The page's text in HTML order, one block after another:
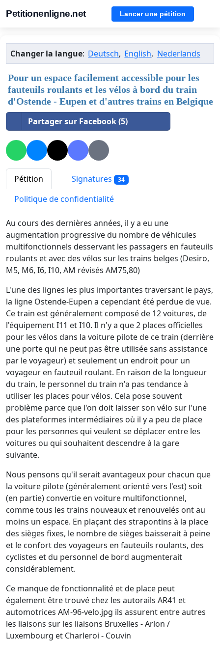
Petitionenligne.net Lancer une pétition
Changer la langue: Deutsch, English, Nederlands
Pour un espace facilement accessible pour les
fauteuils roulants et les vélos à bord du train
d'Ostende - Eupen et d'autres trains en Belgique
Partager sur Facebook (5)
Pétition Signatures 34
Politique de confidentialité
Au cours des dernières années, il y a eu une
augmentation progressive du nombre de véhicules
multifonctionnels desservant les passagers en fauteuils
roulants et avec des vélos sur les trains belges (Desiro,
M5, M6, I6, I10, AM révisés AM75,80)
L'une des lignes les plus importantes traversant le pays,
la ligne Ostende-Eupen a cependant été perdue de vue.
Ce train est généralement composé de 12 voitures, de
l'équipement I11 et I10. Il n'y a que 2 places officielles
pour les vélos dans la voiture pilote de ce train (derrière
une porte qui ne peut pas être utilisée sans assistance
par le voyageur) et seulement un endroit pour un
voyageur en fauteuil roulant. En raison de la longueur
du train, le personnel du train n'a pas tendance à
utiliser les places pour vélos. Cela pose souvent
problème parce que l'on doit laisser son vélo sur l'une
des plateformes intermédiaires où il y a peu de place
pour les personnes qui veulent se déplacer entre les
voitures ou qui souhaitent descendre à la gare
suivante.
Nous pensons qu'il serait avantageux pour chacun que
la voiture pilote (généralement orienté vers l'est) soit
(en partie) convertie en voiture multifonctionnel,
comme tous les trains nouveaux et renouvelés ont au
moins un espace. En plaçant des strapontins à la place
des sièges fixes, le nombre de sièges baisserait à peine
et le confort des voyageurs en fauteuils roulants, des
cyclistes et du personnel de bord augmenterait
considérablement.
Ce manque de fonctionnalité et de place peut
également être trouvé chez les autorails AR41 et
automotrices AM-96-velo.jpg ils assurent entre autres
les liaisons sur les liaisons Bruxelles - Arlon /
Luxembourg et Charleroi - Couvin